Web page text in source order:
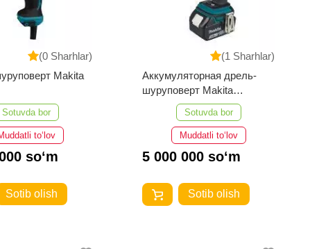
(0 Sharhlar)
Makita
Sotuvda bor
to‘lov
so‘m
Sotib olish
(1 Sharhlar)
Аккумуляторная дрель-
шуруповерт Makita
DDF458RFE
Sotuvda bor
Muddatli to‘lov
5 000 000 so‘m
Sotib olish